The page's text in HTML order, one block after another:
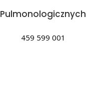
Pulmonologicznych
459 599 001